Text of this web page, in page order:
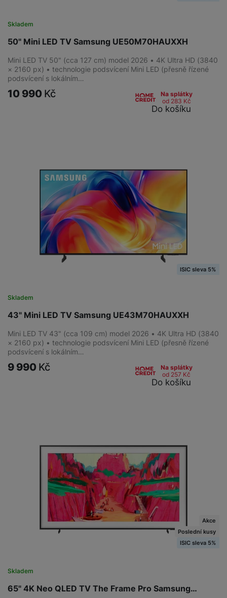
Tyto cookies nám umožňují měření výkonu našeho webu i
našich reklamních kampaní. Jejich pomocí určujeme počet
získaná pomocí těchto cookies zpracováváme souhrnně a
anonymně, takže nejsme schopni identifikovat konkrétní
uživatele našeho webu.
Marketingové
Marketingové-abychom vás neobtěžovali nevhodnou
Povoleno
Marketingové cookies používáme my nebo naši partneři,
abychom vám mohli zobrazit vhodné obsahy nebo reklamy jak
na našich stránkách, tak na stránkách třetích stran.
50" Mini LED TV Samsung UE50M70HAUXXH
Skladem
Mini LED TV 50" (cca 127 cm) model 2026 • 4K Ultra HD (3840
× 2160 px) • technologie podsvícení Mini LED (přesně řízené
podsvícení s lokálním…
10 990 Kč
Na splátky
od 283 Kč
Do košíku
43" Mini LED TV Samsung UE43M70HAUXXH
Skladem
ISIC sleva 5%
Mini LED TV 43" (cca 109 cm) model 2026 • 4K Ultra HD (3840
× 2160 px) • technologie podsvícení Mini LED (přesně řízené
podsvícení s lokálním…
9 990 Kč
Na splátky
od 257 Kč
Do košíku
65" 4K Neo QLED TV The Frame Pro Samsung…
Skladem
Akce
Poslední kusy
ISIC sleva 5%